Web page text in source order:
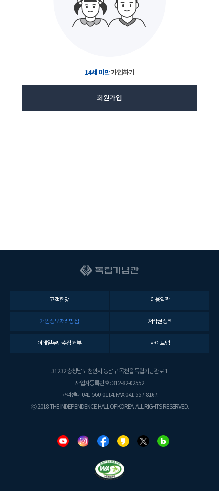
14세 미만가입하기
회원가입
고객헌장 이용약관
개인정보처리방침 저작권정책
이메일무단수집거부 사이트맵
31232 충청남도 천안시 동남구 목천읍 독립기념관로 1
사업자등록번호 : 312-82-02552
고객센터 041-560-0114. FAX 041-557-8167.
ⓒ 2018 THE INDEPENDENCE HALL OF KOREA. ALL RIGHTS RESERVED.